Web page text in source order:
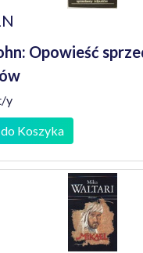
Opowieść
y
Koszyka